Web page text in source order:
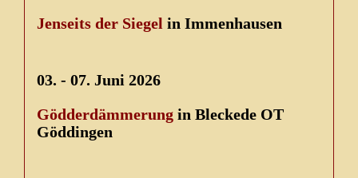
Jenseits der Siegel in Immenhausen
03. - 07. Juni 2026
Gödderdämmerung in Bleckede OT
Göddingen